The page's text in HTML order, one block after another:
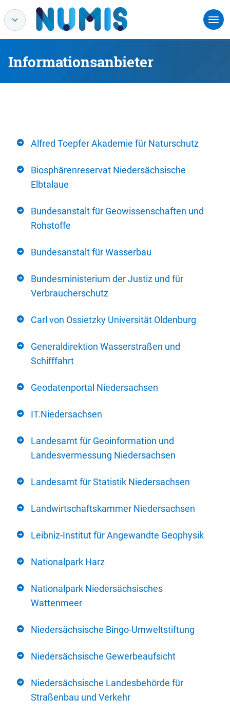
Informationsanbieter
Alfred Toepfer Akademie für Naturschutz
Biosphärenreservat Niedersächsische
Elbtalaue
Bundesanstalt für Geowissenschaften und
Rohstoffe
Bundesanstalt für Wasserbau
Bundesministerium der Justiz und für
Verbraucherschutz
Carl von Ossietzky Universität Oldenburg
Generaldirektion Wasserstraßen und
Schifffahrt
Geodatenportal Niedersachsen
IT.Niedersachsen
Landesamt für Geoinformation und
Landesvermessung Niedersachsen
Landesamt für Statistik Niedersachsen
Landwirtschaftskammer Niedersachsen
Leibniz-Institut für Angewandte Geophysik
Nationalpark Harz
Nationalpark Niedersächsisches
Wattenmeer
Niedersächsische Bingo-Umweltstiftung
Niedersächsische Gewerbeaufsicht
Niedersächsische Landesbehörde für
Straßenbau und Verkehr